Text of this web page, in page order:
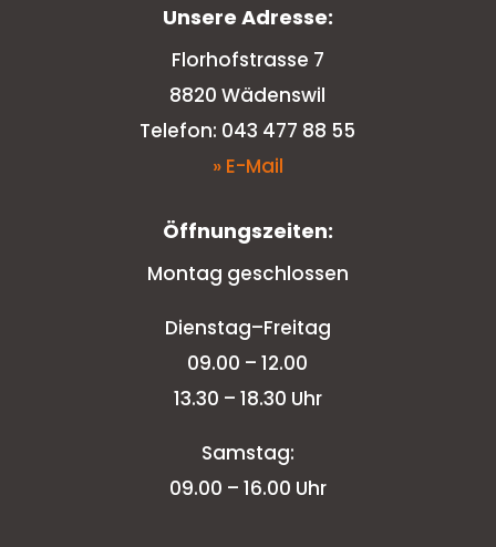
Unsere Adresse:
Florhofstrasse 7
8820 Wädenswil
Telefon: 043 477 88 55
» E-Mail
Öffnungszeiten:
Montag geschlossen
Dienstag–Freitag
09.00 – 12.00
13.30 – 18.30 Uhr
Samstag:
09.00 – 16.00 Uhr